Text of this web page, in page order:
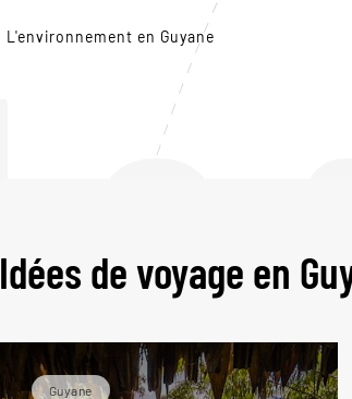
Le
L'environnement en Guyane
Idées de voyage en
Guyane